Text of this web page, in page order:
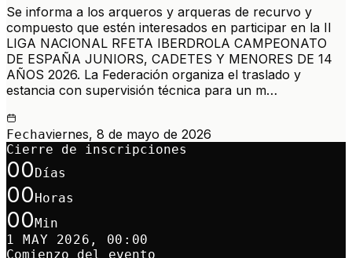
Se informa a los arqueros y arqueras de recurvo y
compuesto que estén interesados en participar en la II
LIGA NACIONAL RFETA IBERDROLA CAMPEONATO
DE ESPAÑA JUNIORS, CADETES Y MENORES DE 14
AÑOS 2026. La Federación organiza el traslado y
estancia con supervisión técnica para un m…
Fechaviernes, 8 de mayo de 2026
Cierre de inscripciones
00 Días
00 Horas
00 Min
1 MAY 2026, 00:00
Comienzo del evento